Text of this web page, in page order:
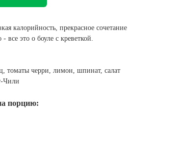
калорийность, прекрасное сочетание
все это о боуле с креветкой.
томаты черри, лимон, шпинат, салат
Чили
порцию: